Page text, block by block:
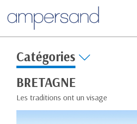
Catégories
BRETAGNE
Les traditions ont un visage